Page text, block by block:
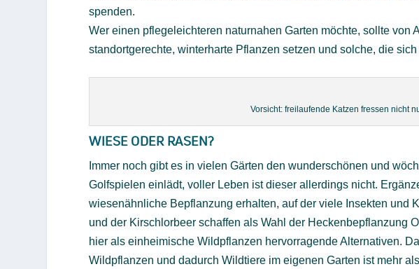
spenden.
Wer einen pflegeleichteren naturnahen Garten möchte, sollte von
standortgerechte, winterharte Pflanzen setzen und solche, die
Vorsicht: freilaufende Katzen fressen nicht
WIESE ODER RASEN?
Immer noch gibt es in vielen Gärten den wunderschönen und
Golfspielen einlädt, voller Leben ist dieser allerdings nicht.
wiesenähnliche Bepflanzung erhalten, auf der viele Insekten und
und der Kirschlorbeer schaffen als Wahl der Heckenbepflanzung
hier als einheimische Wildpflanzen hervorragende Alternativen.
Wildpflanzen und dadurch Wildtiere im eigenen Garten ist mehr